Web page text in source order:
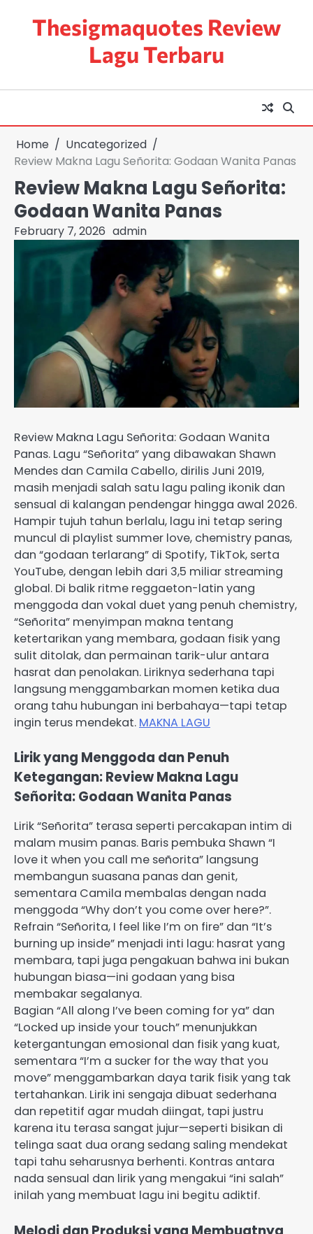
content
Thesigmaquotes Review
Lagu Terbaru
Home
Uncategorized
Review Makna Lagu Señorita: Godaan Wanita Panas
Review Makna Lagu Señorita:
Godaan Wanita Panas
February 7, 2026 admin
Review Makna Lagu Señorita: Godaan Wanita
Panas. Lagu “Señorita” yang dibawakan Shawn
Mendes dan Camila Cabello, dirilis Juni 2019,
masih menjadi salah satu lagu paling ikonik dan
sensual di kalangan pendengar hingga awal 2026.
Hampir tujuh tahun berlalu, lagu ini tetap sering
muncul di playlist summer love, chemistry panas,
dan “godaan terlarang” di Spotify, TikTok, serta
YouTube, dengan lebih dari 3,5 miliar streaming
global. Di balik ritme reggaeton-latin yang
menggoda dan vokal duet yang penuh chemistry,
“Señorita” menyimpan makna tentang
ketertarikan yang membara, godaan fisik yang
sulit ditolak, dan permainan tarik-ulur antara
hasrat dan penolakan. Liriknya sederhana tapi
langsung menggambarkan momen ketika dua
orang tahu hubungan ini berbahaya—tapi tetap
ingin terus mendekat. MAKNA LAGU
Lirik yang Menggoda dan Penuh
Ketegangan: Review Makna Lagu
Señorita: Godaan Wanita Panas
Lirik “Señorita” terasa seperti percakapan intim di
malam musim panas. Baris pembuka Shawn “I
love it when you call me señorita” langsung
membangun suasana panas dan genit,
sementara Camila membalas dengan nada
menggoda “Why don’t you come over here?”.
Refrain “Señorita, I feel like I’m on fire” dan “It’s
burning up inside” menjadi inti lagu: hasrat yang
membara, tapi juga pengakuan bahwa ini bukan
hubungan biasa—ini godaan yang bisa
membakar segalanya.
Bagian “All along I’ve been coming for ya” dan
“Locked up inside your touch” menunjukkan
ketergantungan emosional dan fisik yang kuat,
sementara “I’m a sucker for the way that you
move” menggambarkan daya tarik fisik yang tak
tertahankan. Lirik ini sengaja dibuat sederhana
dan repetitif agar mudah diingat, tapi justru
karena itu terasa sangat jujur—seperti bisikan di
telinga saat dua orang sedang saling mendekat
tapi tahu seharusnya berhenti. Kontras antara
nada sensual dan lirik yang mengakui “ini salah”
inilah yang membuat lagu ini begitu adiktif.